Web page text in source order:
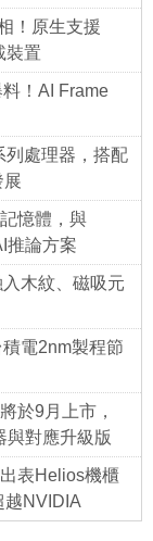
！原生支援
裝置
！AI Frame
列處理器，搭配
展
憶體，與
推論方案
木紋、磁吸元
電2nm製程節
於9月上市，
與對應升級版
表Helios機櫃
越NVIDIA